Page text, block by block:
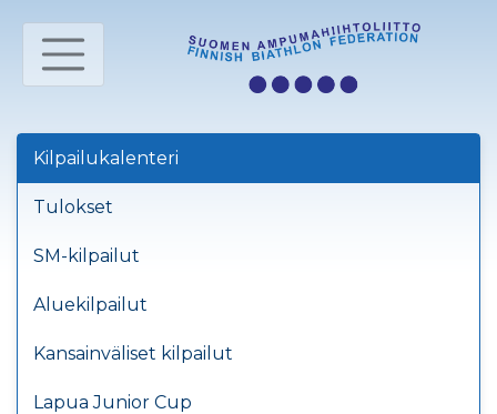
Kilpailukalenteri
Tulokset
SM-kilpailut
Aluekilpailut
Kansainväliset kilpailut
Lapua Junior Cup